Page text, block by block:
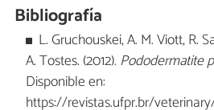
Bibliografía
L. Gruchouskei, A. M. Viott, R.
A. Tostes. (2012). Pododermatite
Disponible en:
https://revistas.ufpr.br/